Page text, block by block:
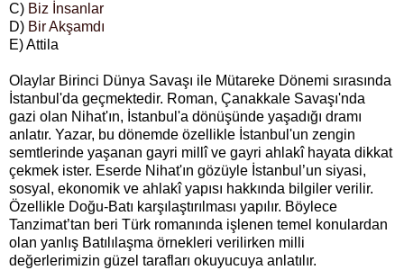
C) Biz İnsanlar
D) Bir Akşamdı
E) Attila
Olaylar Birinci Dünya Savaşı ile Mütareke Dönemi sırasında
İstanbul'da geçmektedir. Roman, Çanakkale Savaşı'nda
gazi olan Nihat'ın, İstanbul'a dönüşünde yaşadığı dramı
anlatır. Yazar, bu dönemde özellikle İstanbul'un zengin
semtlerinde yaşanan gayri millî ve gayri ahlakî hayata dikkat
çekmek ister. Eserde Nihat'ın gözüyle İstanbul’un siyasi,
sosyal, ekonomik ve ahlakî yapısı hakkında bilgiler verilir.
Özellikle Doğu-Batı karşılaştırılması yapılır. Böylece
Tanzimat’tan beri Türk romanında işlenen temel konulardan
olan yanlış Batılılaşma örnekleri verilirken milli
değerlerimizin güzel tarafları okuyucuya anlatılır.